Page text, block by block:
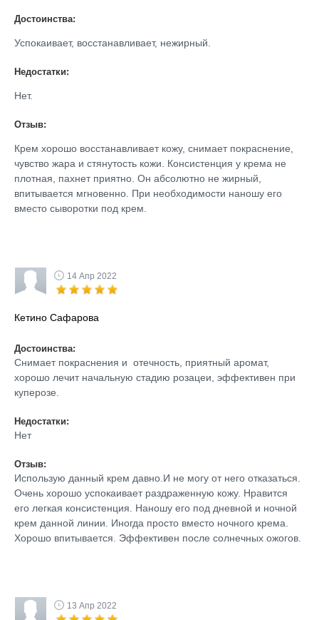
Достоинства:
Успокаивает, восстанавливает, нежирный.
Недостатки:
Нет.
Отзыв:
Крем хорошо восстанавливает кожу, снимает покраснение,
чувство жара и стянутость кожи. Консистенция у крема не
плотная, пахнет приятно. Он абсолютно не жирный,
впитывается мгновенно. При необходимости наношу его
вместо сыворотки под крем.
14 Апр 2022
Кетино Сафарова
Достоинства:
Снимает покраснения и отечность, приятный аромат,
хорошо лечит начальную стадию розацеи, эффективен при
куперозе.
Недостатки:
Нет
Отзыв:
Использую данный крем давно.И не могу от него отказаться.
Очень хорошо успокаивает раздраженную кожу. Нравится
его легкая консистенция. Наношу его под дневной и ночной
крем данной линии. Иногда просто вместо ночного крема.
Хорошо впитывается. Эффективен после солнечных ожогов.
13 Апр 2022